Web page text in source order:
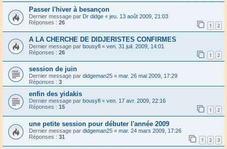
Passer l'hiver à besançon
Dernier message par Dr didge « jeu. 13 août 2009, 21:03
Réponses : 26 1 2
A LA CHERCHE DE DIDJERISTES CONFIRMES
Dernier message par bousyfl « ven. 31 juil. 2009, 14:01
Réponses : 26 1 2
session de juin
Dernier message par didgeman25 « mar. 26 mai 2009, 17:29
Réponses : 3
enfin des yidakis
Dernier message par bousyfl « ven. 17 avr. 2009, 22:16
Réponses : 15 1 2
une petite session pour débuter l'année 2009
Dernier message par didgeman25 « mar. 24 mars 2009, 17:26
Réponses : 31 1 2 3